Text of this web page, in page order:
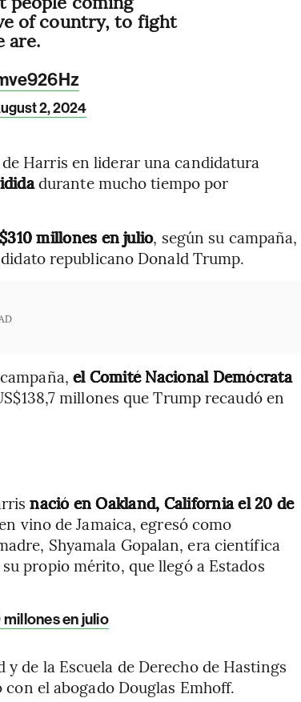
of country, to fight
are.
2, 2024
Harris en liderar una candidatura
durante mucho tiempo por
millones en julio, según su campaña,
republicano Donald Trump.
el Comité Nacional Demócrata
millones que Trump recaudó en
nació en Oakland, California el 20 de
vino de Jamaica, egresó como
Shyamala Gopalan, era científica
propio mérito, que llegó a Estados
en julio
de la Escuela de Derecho de Hastings
el abogado Douglas Emhoff.